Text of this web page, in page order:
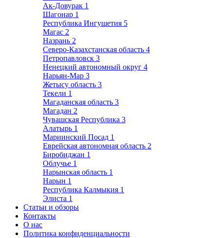
Ак-Довурак 1
Шагонар 1
Республика Ингушетия 5
Магас 2
Назрань 2
Северо-Казахстанская область 4
Петропавловск 3
Ненецкий автономный округ 4
Нарьян-Мар 3
Жетысу область 3
Текели 1
Магаданская область 3
Магадан 2
Чувашская Республика 3
Алатырь 1
Мариинский Посад 1
Еврейская автономная область 2
Биробиджан 1
Облучье 1
Нарынская область 1
Нарын 1
Республика Калмыкия 1
Элиста 1
Статьи и обзоры
Контакты
О нас
Политика конфиденциальности